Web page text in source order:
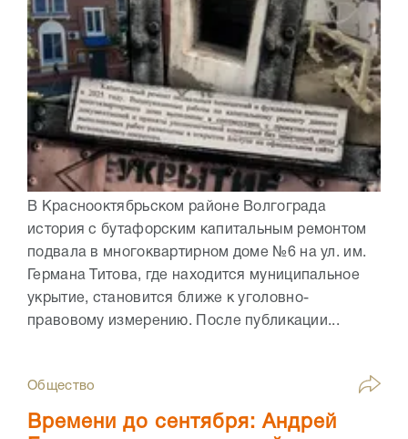
В Краснооктябрьском районе Волгограда
история с бутафорским капитальным ремонтом
подвала в многоквартирном доме №6 на ул. им.
Германа Титова, где находится муниципальное
укрытие, становится ближе к уголовно-
правовому измерению. После публикации...
Общество
Времени до сентября: Андрей